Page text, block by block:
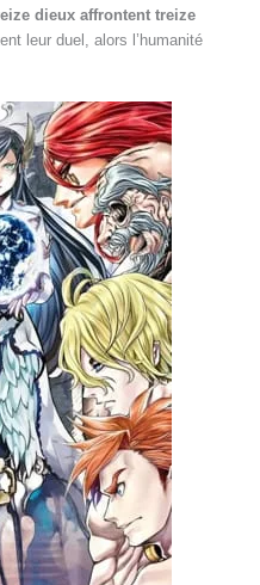
dieux affrontent treize
leur duel, alors l’humanité